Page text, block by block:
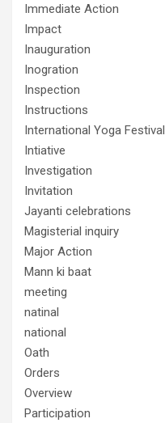
Immediate Action
Impact
Inauguration
Inogration
Inspection
Instructions
International Yoga Festival
Intiative
Investigation
Invitation
Jayanti celebrations
Magisterial inquiry
Major Action
Mann ki baat
meeting
natinal
national
Oath
Orders
Overview
Participation